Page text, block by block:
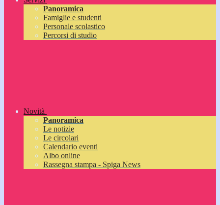
Panoramica
Famiglie e studenti
Personale scolastico
Percorsi di studio
Novità
Panoramica
Le notizie
Le circolari
Calendario eventi
Albo online
Rassegna stampa - Spiga News